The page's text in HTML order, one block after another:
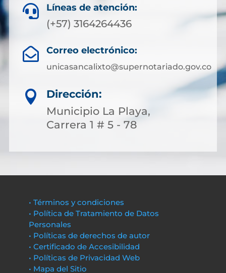
 Líneas de atención:
(+57) 3164264436
 Correo electrónico:
unicasancalixto@supernotariado.gov.co

Dirección:
Municipio La Playa,
Carrera 1 # 5 - 78
• Términos y condiciones
• Política de Tratamiento de Datos
Personales
• Políticas de derechos de autor
• Certificado de Accesibilidad
• Políticas de Privacidad Web
• Mapa del Sitio